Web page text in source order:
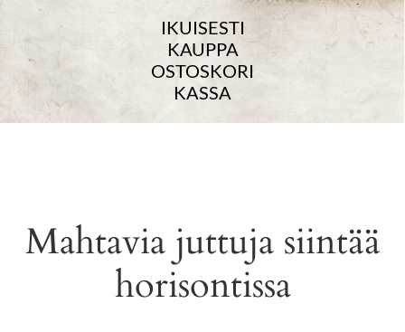
IKUISESTI
KAUPPA
OSTOSKORI
KASSA
Mahtavia juttuja siintää
horisontissa